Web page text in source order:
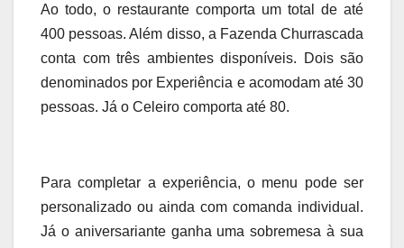
Ao todo, o restaurante comporta um total de até
400 pessoas. Além disso, a Fazenda Churrascada
conta com três ambientes disponíveis. Dois são
denominados por Experiência e acomodam até 30
pessoas. Já o Celeiro comporta até 80.
Para completar a experiência, o menu pode ser
personalizado ou ainda com comanda individual.
Já o aniversariante ganha uma sobremesa à sua